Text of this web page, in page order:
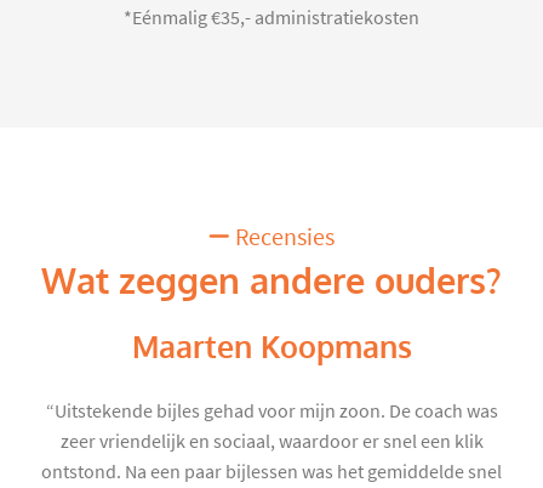
*Eénmalig €35,- administratiekosten
Recensies
Wat zeggen andere ouders?
Maarten Koopmans
“Uitstekende bijles gehad voor mijn zoon. De coach was
zeer vriendelijk en sociaal, waardoor er snel een klik
ontstond. Na een paar bijlessen was het gemiddelde snel